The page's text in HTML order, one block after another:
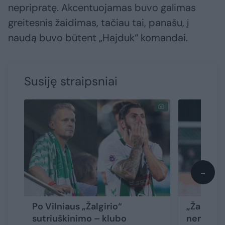
nepripratę. Akcentuojamas buvo galimas
greitesnis žaidimas, tačiau tai, panašu, į
naudą buvo būtent „Hajduk“ komandai.
Susiję straipsniai
Po Vilniaus „Žalgirio“
sutriuškinimo – klubo
→